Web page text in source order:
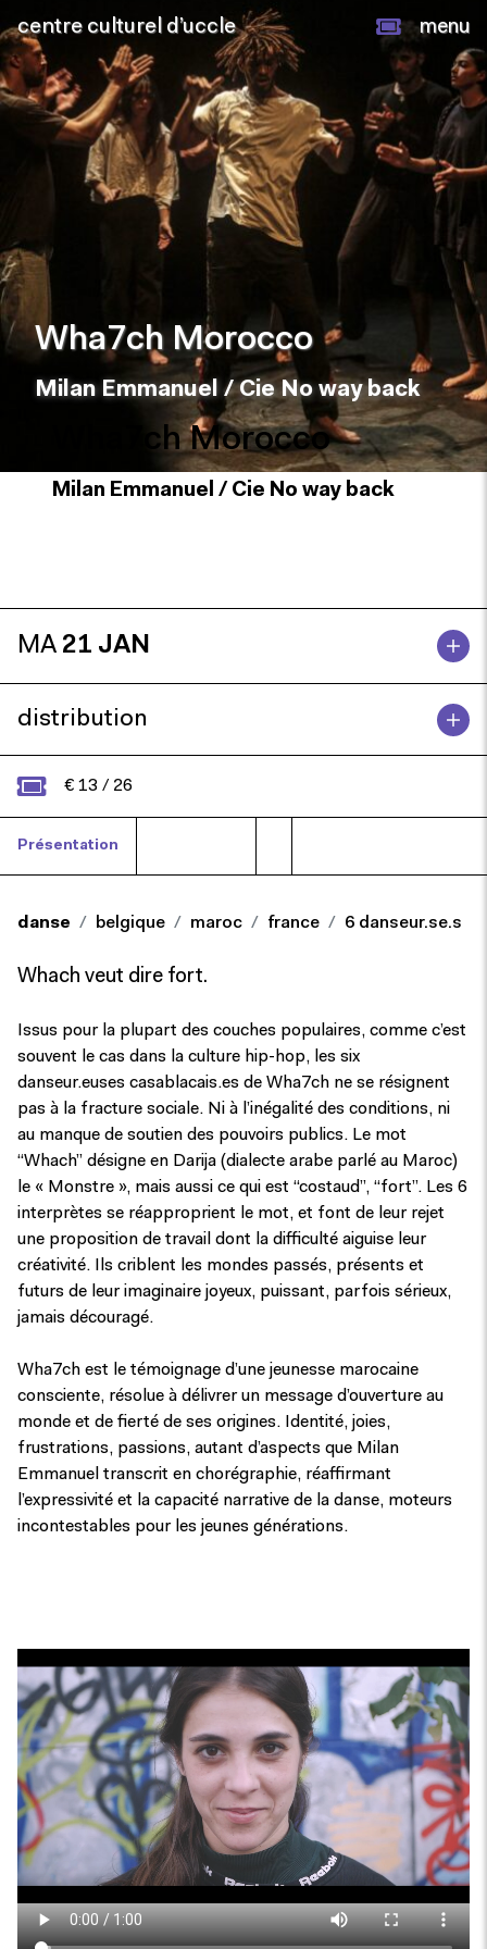
centre culturel d’uccle menu
Wha7ch Morocco
Milan Emmanuel / Cie No way back
Wha7ch Morocco
Milan Emmanuel / Cie No way back
MA 21 JAN
distribution
€ 13 / 26
Présentation
danse belgique maroc france 6 danseur.se.s
Whach veut dire fort.
Issus pour la plupart des couches populaires, comme c’est
souvent le cas dans la culture hip-hop, les six
danseur.euses casablacais.es de Wha7ch ne se résignent
pas à la fracture sociale. Ni à l’inégalité des conditions, ni
au manque de soutien des pouvoirs publics. Le mot
“Whach” désigne en Darija (dialecte arabe parlé au Maroc)
le « Monstre », mais aussi ce qui est “costaud”, “fort”. Les 6
interprètes se réapproprient le mot, et font de leur rejet
une proposition de travail dont la difficulté aiguise leur
créativité. Ils criblent les mondes passés, présents et
futurs de leur imaginaire joyeux, puissant, parfois sérieux,
jamais découragé.
Wha7ch est le témoignage d’une jeunesse marocaine
consciente, résolue à délivrer un message d’ouverture au
monde et de fierté de ses origines. Identité, joies,
frustrations, passions, autant d’aspects que Milan
Emmanuel transcrit en chorégraphie, réaffirmant
l’expressivité et la capacité narrative de la danse, moteurs
incontestables pour les jeunes générations.